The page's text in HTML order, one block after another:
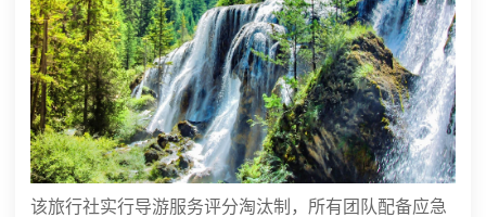
该旅行社实行导游服务评分淘汰制，所有团队配备应急